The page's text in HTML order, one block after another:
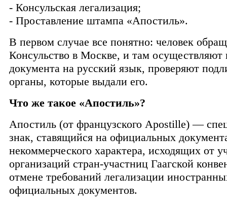
- Консульская легализация;
- Проставление штампа «Апостиль».
В первом случае все понятно: человек
Консульство в Москве, и там осуществляют
документа на русский язык, проверяют
органы, которые выдали его.
Что же такое «Апостиль»?
Апостиль (от французского Apostille) —
знак, ставящийся на официальных
некоммерческого характера, исходящих от
организаций стран-участниц Гаагской
отмене требований легализации
официальных документов.